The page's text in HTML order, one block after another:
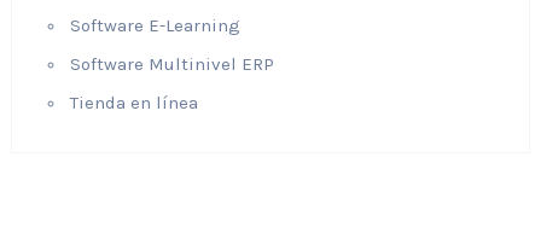
Software E-Learning
Software Multinivel ERP
Tienda en línea